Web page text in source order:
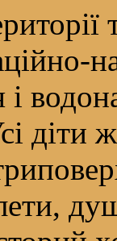
і
діти